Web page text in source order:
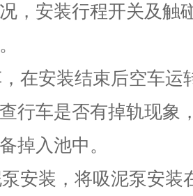
，安装行程开关及触
在安装结束后空车运
行车是否有掉轨现象
掉入池中。
安装，将吸泥泵安装